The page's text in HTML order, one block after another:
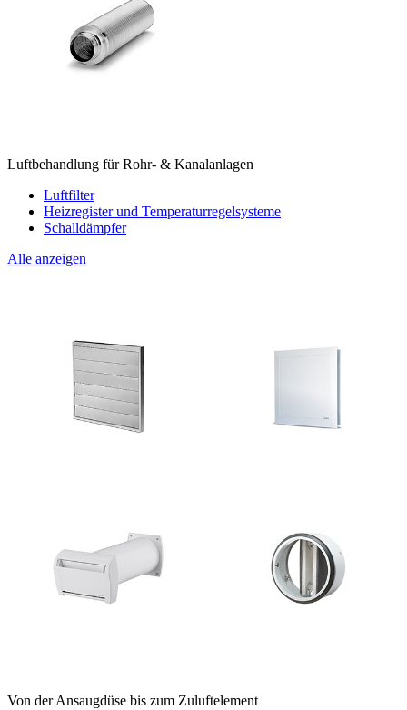
Luftbehandlung für Rohr- & Kanalanlagen
Luftfilter
Heizregister und Temperaturregelsysteme
Schalldämpfer
Alle anzeigen
Von der Ansaugdüse bis zum Zuluftelement